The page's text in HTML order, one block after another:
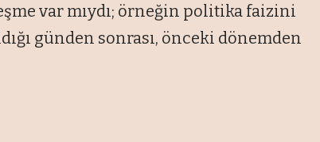
var mıydı; örneğin politika faizini
günden sonrası, önceki dönemden